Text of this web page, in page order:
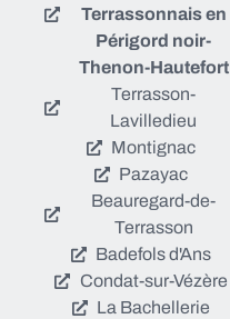
Terrassonnais en
Périgord noir-
Thenon-Hautefort
Terrasson-
Lavilledieu
Montignac
Pazayac
Beauregard-de-
Terrasson
Badefols d'Ans
Condat-sur-Vézère
La Bachellerie